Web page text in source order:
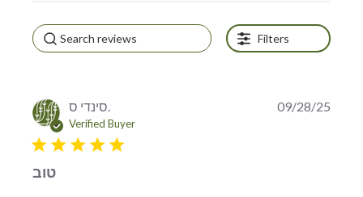
Filters
סינדי ס.
Verified Buyer
5 star rating
טוב
09/28/25